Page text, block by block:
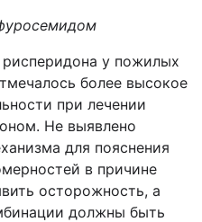
у пожилых
более высокое
при лечении
Не выявлено
для пояснения
в причине
осторожность, а
должны быть